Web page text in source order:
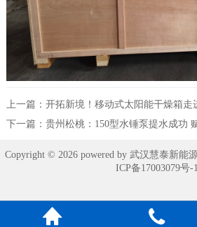
上一篇： 开拓新境！移动式太阳能干燥箱走
下一篇： 贵州松桃：150型水锤泵提水成功
Copyright © 2026 powered by 武汉慧泰新能
ICP备17003079号-1
 